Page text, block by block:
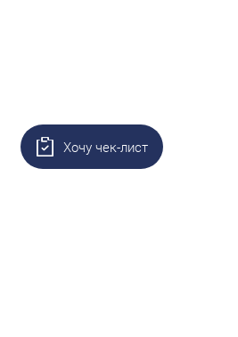
Хочу чек-лист